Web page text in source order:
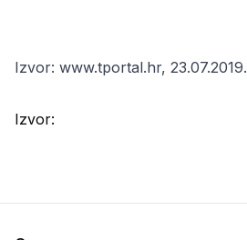
Izvor: www.tportal.hr, 23.07.2019.
Izvor: